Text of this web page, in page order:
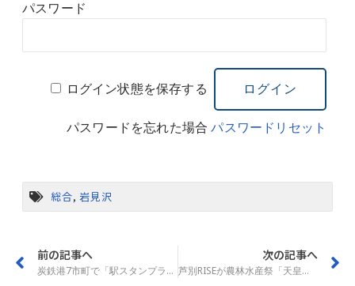
パスワード
ログイン状態を保存する
パスワードを忘れた場合パスワードリセット
総合,岩見沢
前の記事へ
炭鉄港7市町で「駅スタンプラリー」第2弾がスタート
次の記事へ
芦別RISEが農林水産祭「天皇杯」を受賞